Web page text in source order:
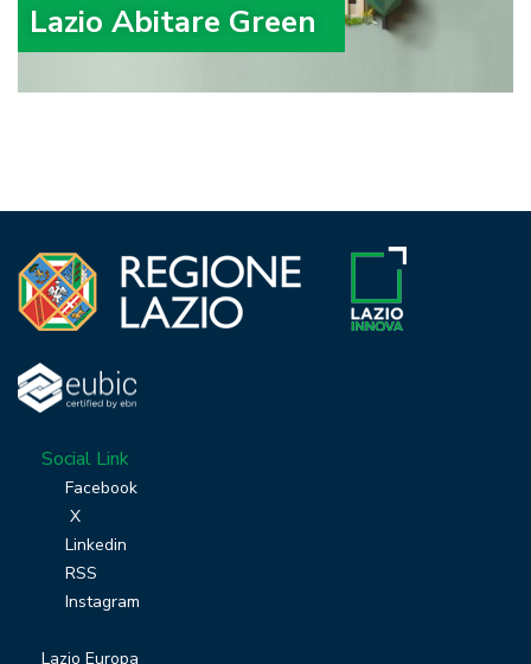
Lazio Abitare Green
Social Link
Facebook
X
Linkedin
RSS
Instagram
Lazio Europa